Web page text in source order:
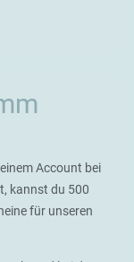
Account bei
kannst du 500
für unseren